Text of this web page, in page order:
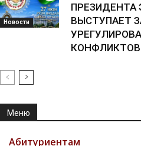
Новости
ВЫСТУПАЕТ
КОНФЛИКТОВ
Меню
Абитуриентам